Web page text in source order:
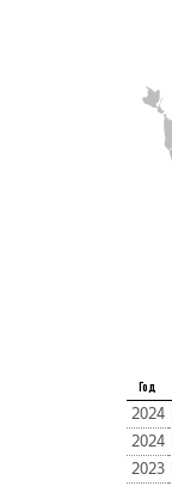
Год
2024
2024
2023